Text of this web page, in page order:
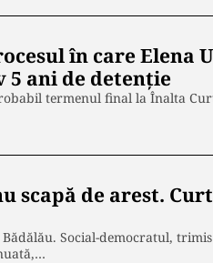
în care Elena
ani de detenţie
termenul final la Înalta
scapă de arest.
Social-democratul,